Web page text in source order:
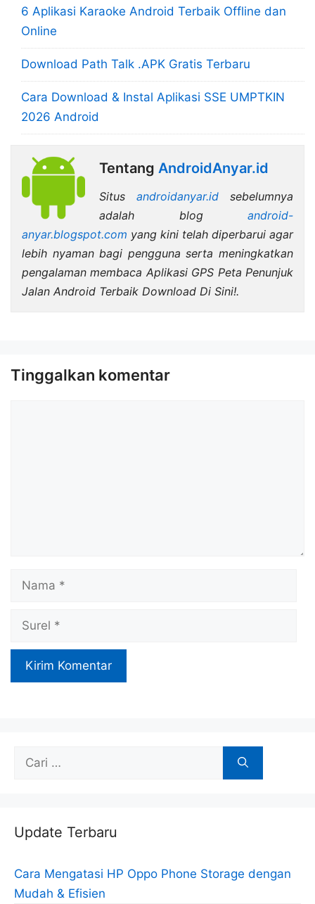
6 Aplikasi Karaoke Android Terbaik Offline dan
Online
Download Path Talk .APK Gratis Terbaru
Cara Download & Instal Aplikasi SSE UMPTKIN
2026 Android
Tentang AndroidAnyar.id
Situs androidanyar.id sebelumnya
adalah blog android-
anyar.blogspot.com yang kini telah diperbarui agar
lebih nyaman bagi pengguna serta meningkatkan
pengalaman membaca Aplikasi GPS Peta Penunjuk
Jalan Android Terbaik Download Di Sini!.
Tinggalkan komentar
Nama
Surel
Cari
Update Terbaru
Cara Mengatasi HP Oppo Phone Storage dengan
Mudah & Efisien